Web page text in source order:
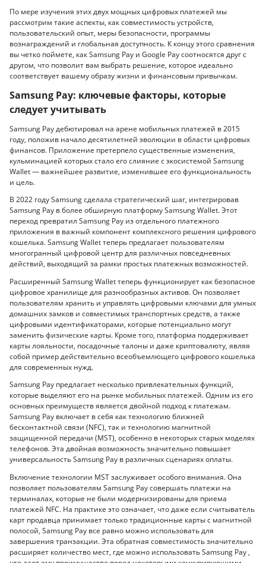
По мере изучения этих двух мощных цифровых платежей мы
рассмотрим такие аспекты, как совместимость устройств,
пользовательский опыт, меры безопасности, программы
вознаграждений и глобальная доступность. К концу этого сравнения
вы четко поймете, как Samsung Pay и Google Pay соотносятся друг с
другом, что позволит вам выбрать решение, которое идеально
соответствует вашему образу жизни и финансовым привычкам.
Samsung Pay: ключевые факторы, которые
следует учитывать
Samsung Pay дебютировал на арене мобильных платежей в 2015
году, положив начало десятилетней эволюции в области цифровых
финансов. Приложение претерпело существенные изменения,
кульминацией которых стало его слияние с экосистемой Samsung
Wallet — важнейшее развитие, изменившее его функциональность
и цель.
В 2022 году Samsung сделала стратегический шаг, интегрировав
Samsung Pay в более обширную платформу Samsung Wallet. Этот
переход превратил Samsung Pay из отдельного платежного
приложения в важный компонент комплексного решения цифрового
кошелька. Samsung Wallet теперь предлагает пользователям
многогранный цифровой центр для различных повседневных
действий, выходящий за рамки простых платежных возможностей.
Расширенный Samsung Wallet теперь функционирует как безопасное
цифровое хранилище для разнообразных активов. Он позволяет
пользователям хранить и управлять цифровыми ключами для умных
домашних замков и совместимых транспортных средств, а также
цифровыми идентификаторами, которые потенциально могут
заменить физические карты. Кроме того, платформа поддерживает
карты лояльности, посадочные талоны и даже криптовалюту, являя
собой пример действительно всеобъемлющего цифрового кошелька
для современных нужд.
Samsung Pay предлагает несколько привлекательных функций,
которые выделяют его на рынке мобильных платежей. Одним из его
основных преимуществ является двойной подход к платежам.
Samsung Pay включает в себя как технологию ближней
бесконтактной связи (NFC), так и технологию магнитной
защищенной передачи (MST), особенно в некоторых старых моделях
телефонов. Эта двойная возможность значительно повышает
универсальность Samsung Pay в различных сценариях оплаты.
Включение технологии MST заслуживает особого внимания. Она
позволяет пользователям Samsung Pay совершать платежи на
терминалах, которые не были модернизированы для приема
платежей NFC. На практике это означает, что даже если считыватель
карт продавца принимает только традиционные карты с магнитной
полосой, Samsung Pay все равно можно использовать для
завершения транзакции. Эта обратная совместимость значительно
расширяет количество мест, где можно использовать Samsung Pay ,